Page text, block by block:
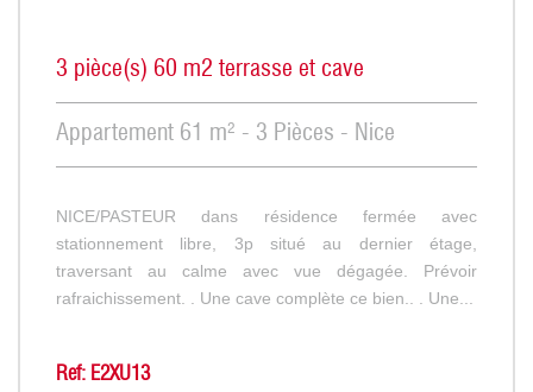
3 pièce(s) 60 m2 terrasse et cave
Appartement 61 m² - 3 Pièces - Nice
NICE/PASTEUR dans résidence fermée avec
stationnement libre, 3p situé au dernier étage,
traversant au calme avec vue dégagée. Prévoir
rafraichissement. . Une cave complète ce bien.. . Une...
Ref: E2XU13